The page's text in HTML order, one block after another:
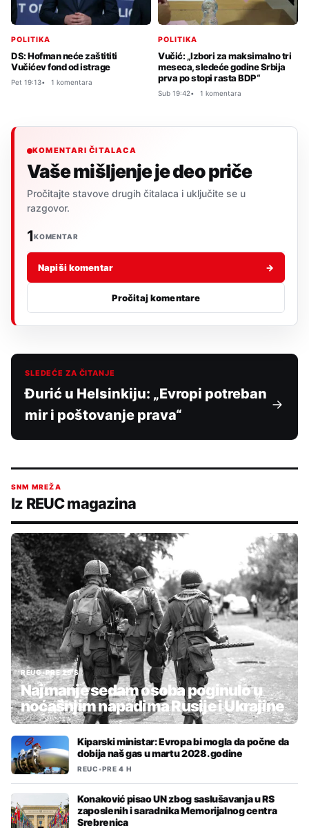
POLITIKA
DS: Hofman neće zaštititi
Vučićev fond od istrage
Pet 19:13 1 komentara
POLITIKA
Vučić: „Izbori za maksimalno tri
meseca, sledeće godine Srbija
prva po stopi rasta BDP“
Sub 19:42 1 komentara
KOMENTARI ČITALACA
Vaše mišljenje je deo priče
Pročitajte stavove drugih čitalaca i uključite se u
razgovor.
1KOMENTAR
Napiši komentar →
Pročitaj komentare
SLEDEĆE ZA ČITANJE
Đurić u Helsinkiju: „Evropi potreban
mir i poštovanje prava“
SNM MREŽA
Iz REUC magazina
REUC•PRE 25 S
Najmanje sedam osoba poginulo u
noćašnjim napadima Rusije i Ukrajine
Kiparski ministar: Evropa bi mogla da počne da
dobija naš gas u martu 2028. godine
REUC•PRE 4 H
Konaković pisao UN zbog saslušavanja u RS
zaposlenih i saradnika Memorijalnog centra
Srebrenica